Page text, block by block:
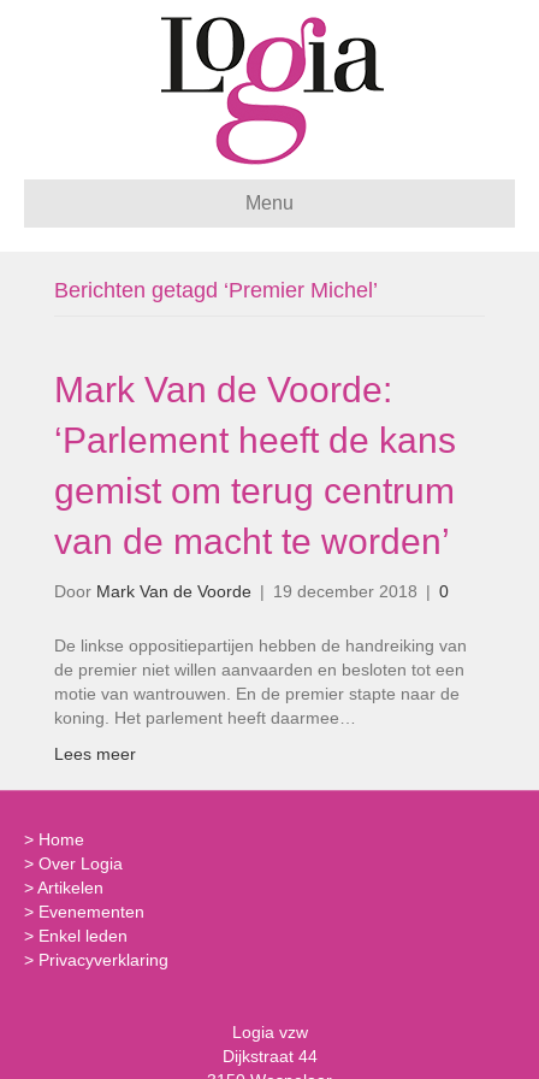
Menu
Berichten getagd ‘Premier Michel’
Mark Van de Voorde:
‘Parlement heeft de kans
gemist om terug centrum
van de macht te worden’
Door Mark Van de Voorde | 19 december 2018 | 0
De linkse oppositiepartijen hebben de handreiking van
de premier niet willen aanvaarden en besloten tot een
motie van wantrouwen. En de premier stapte naar de
koning. Het parlement heeft daarmee…
Lees meer
> Home
> Over Logia
>Artikelen
> Evenementen
> Enkel leden
> Privacyverklaring
Logia vzw
Dijkstraat 44